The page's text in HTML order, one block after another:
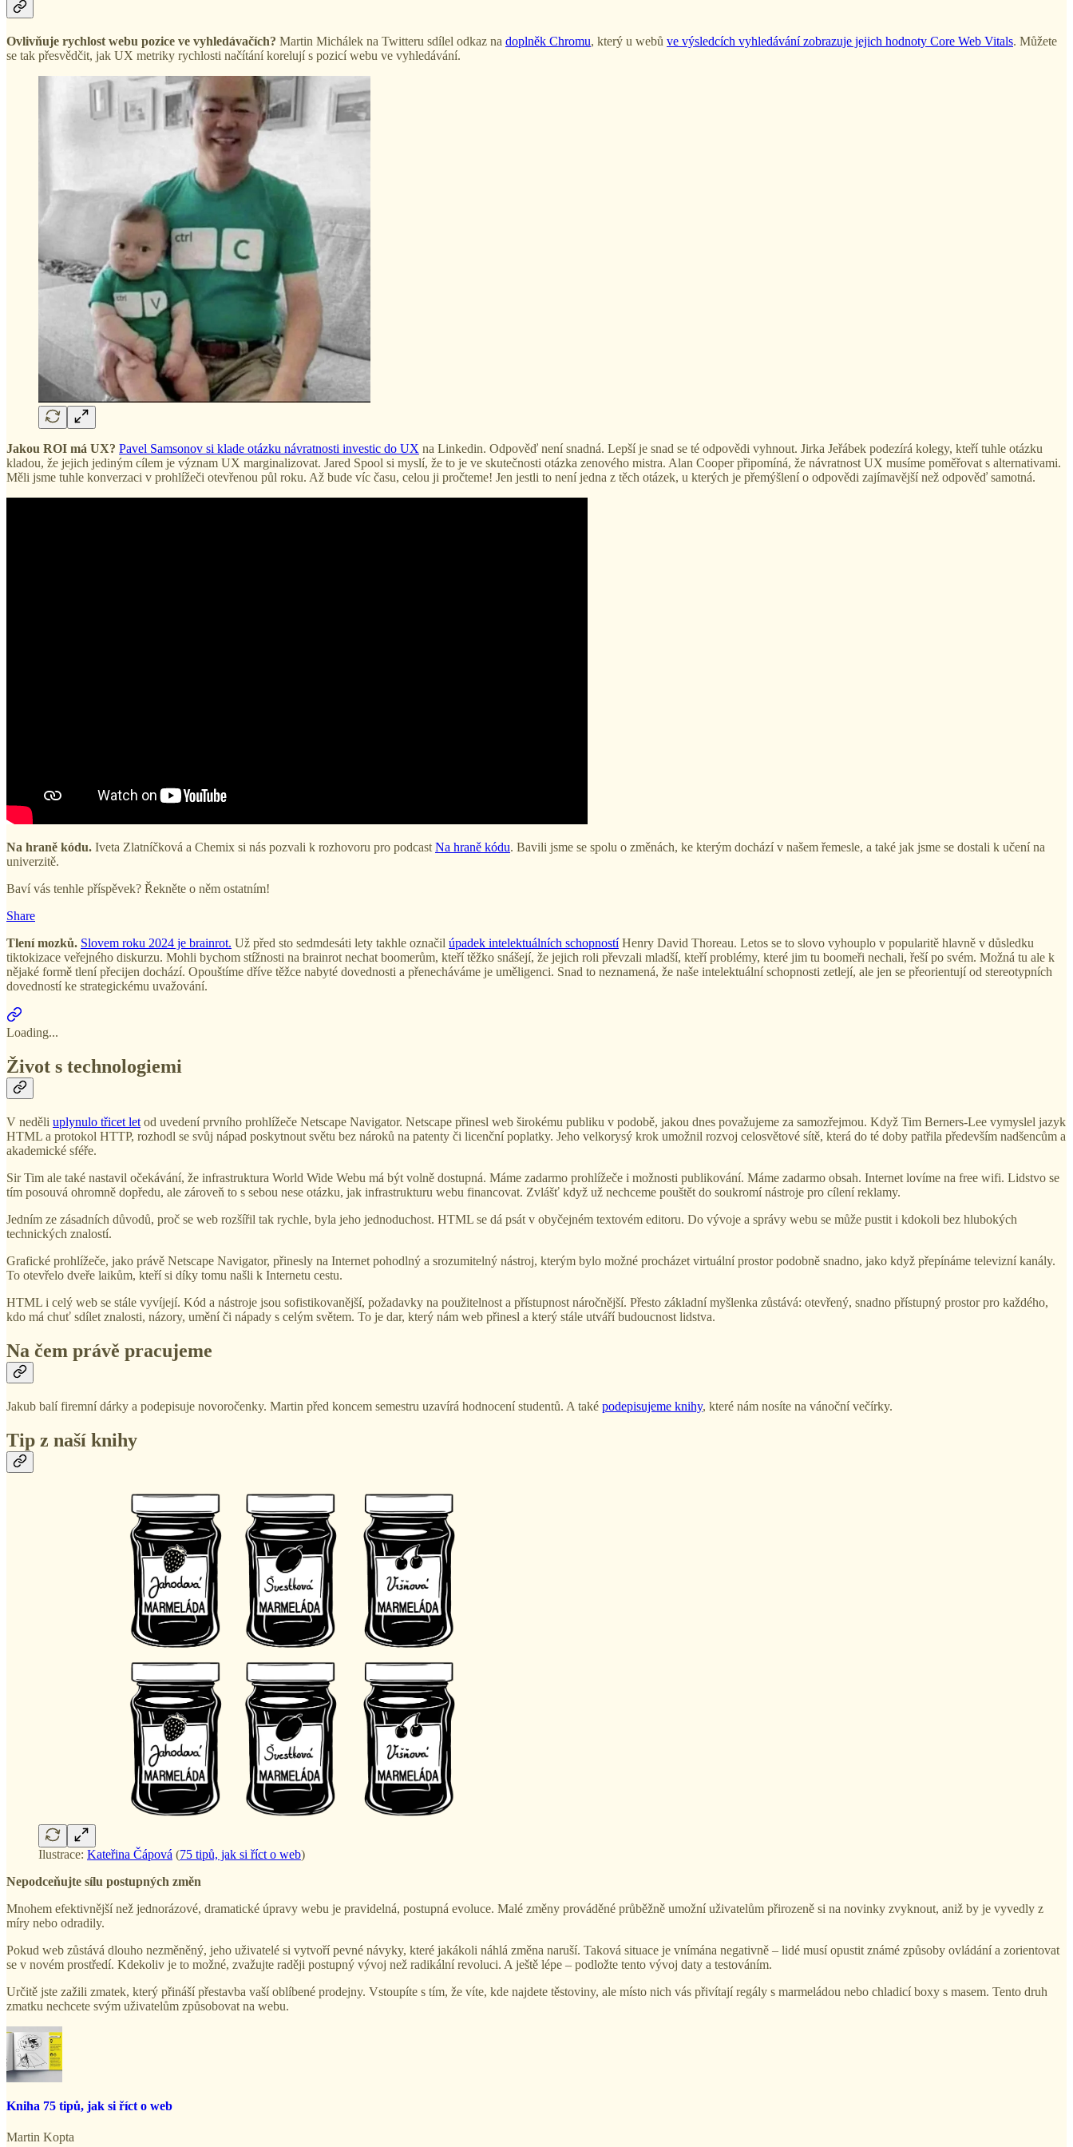
Ovlivňuje rychlost webu pozice ve vyhledávačích? Martin Michálek na Twitteru sdílel odkaz na doplněk Chromu, který u webů ve výsledcích vyhledávání zobrazuje jejich hodnoty Core Web Vitals. Můžete
se tak přesvědčit, jak UX metriky rychlosti načítání korelují s pozicí webu ve vyhledávání.
Jakou ROI má UX? Pavel Samsonov si klade otázku návratnosti investic do UX na Linkedin. Odpověď není snadná. Lepší je snad se té odpovědi vyhnout. Jirka Jeřábek podezírá kolegy, kteří tuhle otázku
kladou, že jejich jediným cílem je význam UX marginalizovat. Jared Spool si myslí, že to je ve skutečnosti otázka zenového mistra. Alan Cooper připomíná, že návratnost UX musíme poměřovat s alternativami.
Měli jsme tuhle konverzaci v prohlížeči otevřenou půl roku. Až bude víc času, celou ji pročteme! Jen jestli to není jedna z těch otázek, u kterých je přemýšlení o odpovědi zajímavější než odpověď samotná.
Na hraně kódu. Iveta Zlatníčková a Chemix si nás pozvali k rozhovoru pro podcast Na hraně kódu. Bavili jsme se spolu o změnách, ke kterým dochází v našem řemesle, a také jak jsme se dostali k učení na
univerzitě.
Baví vás tenhle příspěvek? Řekněte o něm ostatním!
Share
Tlení mozků. Slovem roku 2024 je brainrot. Už před sto sedmdesáti lety takhle označil úpadek intelektuálních schopnostíHenry David Thoreau. Letos se to slovo vyhouplo v popularitě hlavně v důsledku
tiktokizace veřejného diskurzu. Mohli bychom stížnosti na brainrot nechat boomerům, kteří těžko snášejí, že jejich roli převzali mladší, kteří problémy, které jim tu boomeři nechali, řeší po svém. Možná tu ale k
nějaké formě tlení přecijen dochází. Opouštíme dříve těžce nabyté dovednosti a přenecháváme je uměligenci. Snad to neznamená, že naše intelektuální schopnosti zetlejí, ale jen se přeorientují od stereotypních
dovedností ke strategickému uvažování.
Loading...
Život s technologiemi
V neděli uplynulo třicet let od uvedení prvního prohlížeče Netscape Navigator. Netscape přinesl web širokému publiku v podobě, jakou dnes považujeme za samozřejmou. Když Tim Berners-Lee vymyslel jazyk
HTML a protokol HTTP, rozhodl se svůj nápad poskytnout světu bez nároků na patenty či licenční poplatky. Jeho velkorysý krok umožnil rozvoj celosvětové sítě, která do té doby patřila především nadšencům a
akademické sféře.
Sir Tim ale také nastavil očekávání, že infrastruktura World Wide Webu má být volně dostupná. Máme zadarmo prohlížeče i možnosti publikování. Máme zadarmo obsah. Internet lovíme na free wifi. Lidstvo se
tím posouvá ohromně dopředu, ale zároveň to s sebou nese otázku, jak infrastrukturu webu financovat. Zvlášť když už nechceme pouštět do soukromí nástroje pro cílení reklamy.
Jedním ze zásadních důvodů, proč se web rozšířil tak rychle, byla jeho jednoduchost. HTML se dá psát v obyčejném textovém editoru. Do vývoje a správy webu se může pustit i kdokoli bez hlubokých
technických znalostí.
Grafické prohlížeče, jako právě Netscape Navigator, přinesly na Internet pohodlný a srozumitelný nástroj, kterým bylo možné procházet virtuální prostor podobně snadno, jako když přepínáme televizní kanály.
To otevřelo dveře laikům, kteří si díky tomu našli k Internetu cestu.
HTML i celý web se stále vyvíjejí. Kód a nástroje jsou sofistikovanější, požadavky na použitelnost a přístupnost náročnější. Přesto základní myšlenka zůstává: otevřený, snadno přístupný prostor pro každého,
kdo má chuť sdílet znalosti, názory, umění či nápady s celým světem. To je dar, který nám web přinesl a který stále utváří budoucnost lidstva.
Na čem právě pracujeme
Jakub balí firemní dárky a podepisuje novoročenky. Martin před koncem semestru uzavírá hodnocení studentů. A také podepisujeme knihy, které nám nosíte na vánoční večírky.
Tip z naší knihy
Ilustrace: Kateřina Čápová (75 tipů, jak si říct o web)
Nepodceňujte sílu postupných změn
Mnohem efektivnější než jednorázové, dramatické úpravy webu je pravidelná, postupná evoluce. Malé změny prováděné průběžně umožní uživatelům přirozeně si na novinky zvyknout, aniž by je vyvedly z
míry nebo odradily.
Pokud web zůstává dlouho nezměněný, jeho uživatelé si vytvoří pevné návyky, které jakákoli náhlá změna naruší. Taková situace je vnímána negativně – lidé musí opustit známé způsoby ovládání a zorientovat
se v novém prostředí. Kdekoliv je to možné, zvažujte raději postupný vývoj než radikální revoluci. A ještě lépe – podložte tento vývoj daty a testováním.
Určitě jste zažili zmatek, který přináší přestavba vaší oblíbené prodejny. Vstoupíte s tím, že víte, kde najdete těstoviny, ale místo nich vás přivítají regály s marmeládou nebo chladicí boxy s masem. Tento druh
zmatku nechcete svým uživatelům způsobovat na webu.
Kniha 75 tipů, jak si říct o web
Martin Kopta